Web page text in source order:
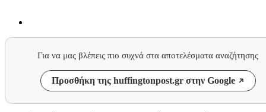
Για να μας βλέπεις πιο συχνά στα αποτελέσματα αναζήτησης
Προσθήκη της huffingtonpost.gr στην Google